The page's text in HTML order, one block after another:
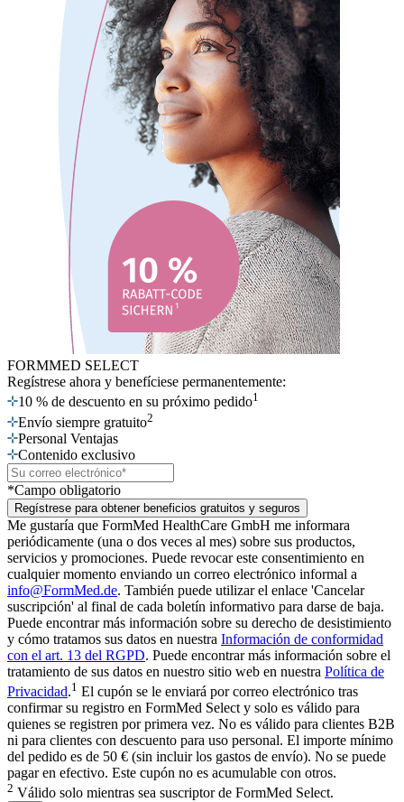
FORMMED SELECT
Regístrese ahora y benefíciese permanentemente:
10 % de descuento en su próximo pedido1
Envío siempre gratuito2
Personal Ventajas
Contenido exclusivo
*Campo obligatorio
Regístrese para obtener beneficios gratuitos y seguros
Me gustaría que FormMed HealthCare GmbH me informara
periódicamente (una o dos veces al mes) sobre sus productos,
servicios y promociones. Puede revocar este consentimiento en
cualquier momento enviando un correo electrónico informal a
info@FormMed.de. También puede utilizar el enlace 'Cancelar
suscripción' al final de cada boletín informativo para darse de baja.
Puede encontrar más información sobre su derecho de desistimiento
y cómo tratamos sus datos en nuestra Información de conformidad
con el art. 13 del RGPD. Puede encontrar más información sobre el
tratamiento de sus datos en nuestro sitio web en nuestra Política de
Privacidad.1 El cupón se le enviará por correo electrónico tras
confirmar su registro en FormMed Select y solo es válido para
quienes se registren por primera vez. No es válido para clientes B2B
ni para clientes con descuento para uso personal. El importe mínimo
del pedido es de 50 € (sin incluir los gastos de envío). No se puede
pagar en efectivo. Este cupón no es acumulable con otros.
2 Válido solo mientras sea suscriptor de FormMed Select.